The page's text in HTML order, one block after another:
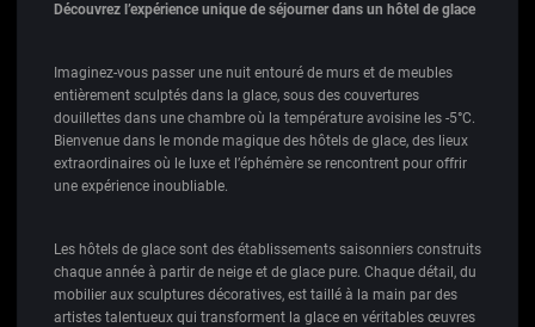
Découvrez l’expérience unique de séjourner dans un hôtel de glace
Imaginez-vous passer une nuit entouré de murs et de meubles
entièrement sculptés dans la glace, sous des couvertures
douillettes dans une chambre où la température avoisine les -5°C.
Bienvenue dans le monde magique des hôtels de glace, des lieux
extraordinaires où le luxe et l’éphémère se rencontrent pour offrir
une expérience inoubliable.
Les hôtels de glace sont des établissements saisonniers construits
chaque année à partir de neige et de glace pure. Chaque détail, du
mobilier aux sculptures décoratives, est taillé à la main par des
artistes talentueux qui transforment la glace en véritables œuvres